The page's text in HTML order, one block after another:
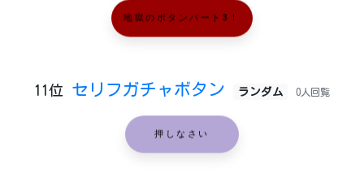
地獄のボタンパート3！
11位 セリフガチャボタン ランダム 0人回覧
押しなさい